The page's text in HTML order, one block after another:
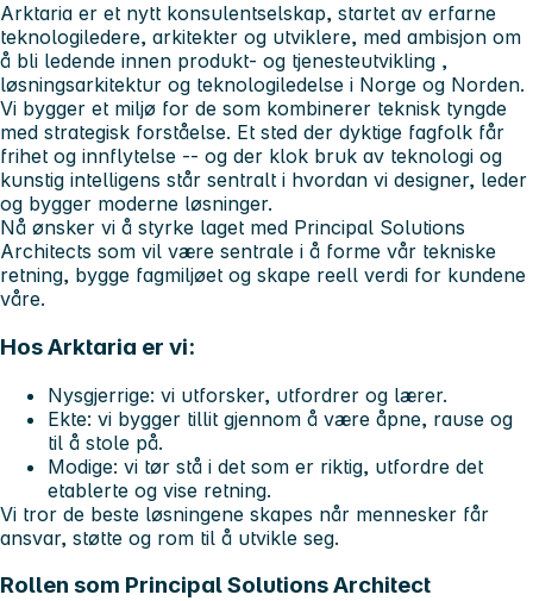
Arktaria er et nytt konsulentselskap, startet av erfarne
teknologiledere, arkitekter og utviklere, med ambisjon om
å bli ledende innen produkt- og tjenesteutvikling ,
løsningsarkitektur og teknologiledelse i Norge og Norden.
Vi bygger et miljø for de som kombinerer teknisk tyngde
med strategisk forståelse. Et sted der dyktige fagfolk får
frihet og innflytelse -- og der klok bruk av teknologi og
kunstig intelligens står sentralt i hvordan vi designer, leder
og bygger moderne løsninger.
Nå ønsker vi å styrke laget med Principal Solutions
Architects som vil være sentrale i å forme vår tekniske
retning, bygge fagmiljøet og skape reell verdi for kundene
våre.
Hos Arktaria er vi:
Nysgjerrige: vi utforsker, utfordrer og lærer.
Ekte: vi bygger tillit gjennom å være åpne, rause og
til å stole på.
Modige: vi tør stå i det som er riktig, utfordre det
etablerte og vise retning.
Vi tror de beste løsningene skapes når mennesker får
ansvar, støtte og rom til å utvikle seg.
Rollen som Principal Solutions Architect